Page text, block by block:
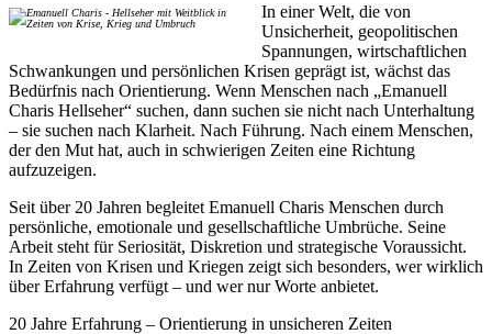
In einer Welt, die von
Unsicherheit, geopolitischen
Spannungen, wirtschaftlichen
Schwankungen und persönlichen Krisen geprägt ist, wächst das
Bedürfnis nach Orientierung. Wenn Menschen nach „Emanuell
Charis Hellseher“ suchen, dann suchen sie nicht nach Unterhaltung
– sie suchen nach Klarheit. Nach Führung. Nach einem Menschen,
der den Mut hat, auch in schwierigen Zeiten eine Richtung
aufzuzeigen.
Seit über 20 Jahren begleitet Emanuell Charis Menschen durch
persönliche, emotionale und gesellschaftliche Umbrüche. Seine
Arbeit steht für Seriosität, Diskretion und strategische Voraussicht.
In Zeiten von Krisen und Kriegen zeigt sich besonders, wer wirklich
über Erfahrung verfügt – und wer nur Worte anbietet.
20 Jahre Erfahrung – Orientierung in unsicheren Zeiten